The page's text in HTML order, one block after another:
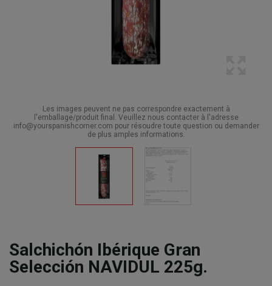
Les images peuvent ne pas correspondre exactement à
l'emballage/produit final. Veuillez nous contacter à l'adresse
info@yourspanishcorner.com pour résoudre toute question ou demander
de plus amples informations.
Salchichón Ibérique Gran
Selección NAVIDUL 225g.